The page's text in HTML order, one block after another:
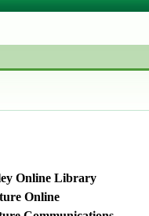
Online Library
Online